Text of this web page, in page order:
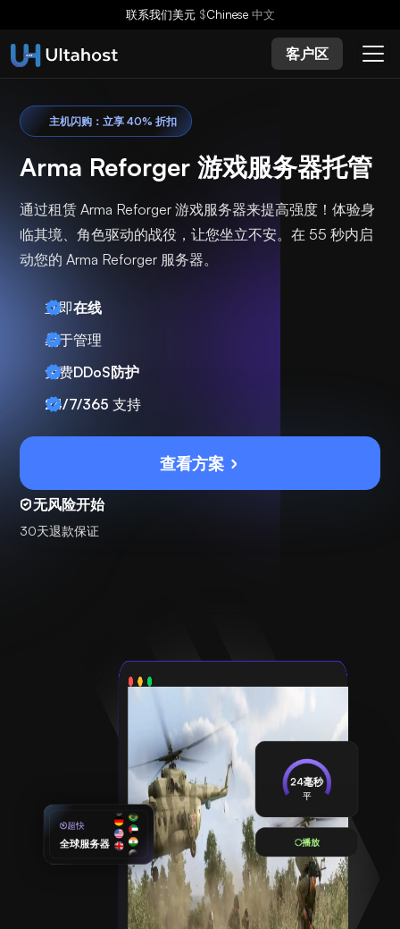
联系我们美元 $Chinese 中文
客户区
主机闪购：立享 40% 折扣
Arma Reforger 游戏服务器托管
通过租赁 Arma Reforger 游戏服务器来提高强度！体验身
临其境、角色驱动的战役，让您坐立不安。在 55 秒内启
动您的 Arma Reforger 服务器。
立即在线
易于管理
免费DDoS防护
24/7/365 支持
查看方案
无风险开始
30天退款保证
超快
全球服务器
24毫秒
平
播放